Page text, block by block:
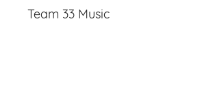
Team 33 Music